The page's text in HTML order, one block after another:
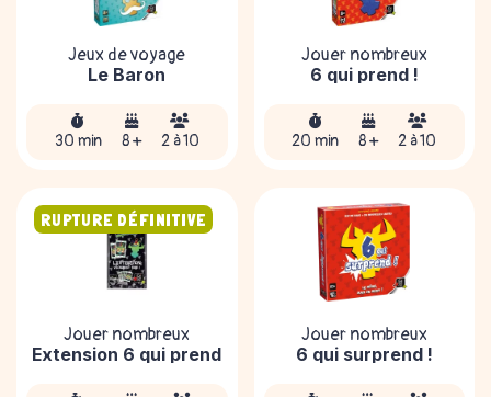
Jeux de voyage
Le Baron
30 min 8 + 2 à 10
Jouer nombreux
6 qui prend !
20 min 8 + 2 à 10
Jouer nombreux
Extension 6 qui prend
RUPTURE DÉFINITIVE
Jouer nombreux
6 qui surprend !